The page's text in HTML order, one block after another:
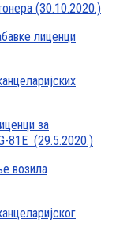
(30.10.2020.)
лиценци
за
81E (29.5.2020.)
возила